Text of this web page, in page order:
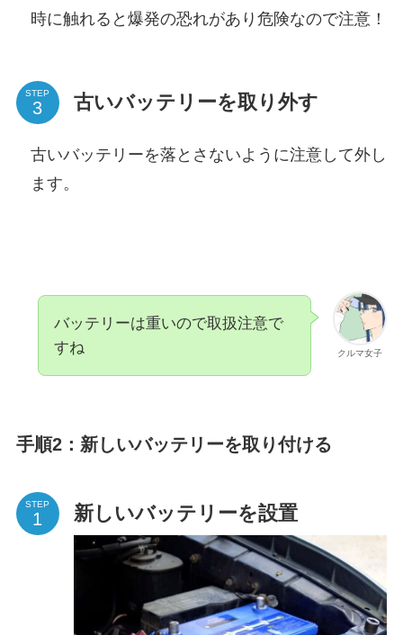
時に触れると爆発の恐れがあり危険なので注意！
STEP 古いバッテリーを取り外す
古いバッテリーを落とさないように注意して外し
ます。
クルマ女子
バッテリーは重いので取扱注意で
すね
手順2：新しいバッテリーを取り付ける
STEP 新しいバッテリーを設置